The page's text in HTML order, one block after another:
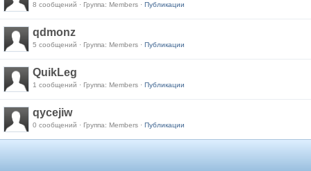
8 сообщений · Группа: Members · Публикации
qdmonz
5 сообщений · Группа: Members · Публикации
QuikLeg
1 сообщений · Группа: Members · Публикации
qycejiw
0 сообщений · Группа: Members · Публикации